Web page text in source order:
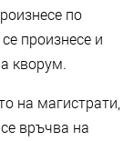
по
произнесе и
кворум.
на магистрати,
връчва на